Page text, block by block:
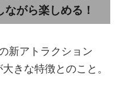
ながら楽しめる！
新アトラクション
きな特徴とのこと。